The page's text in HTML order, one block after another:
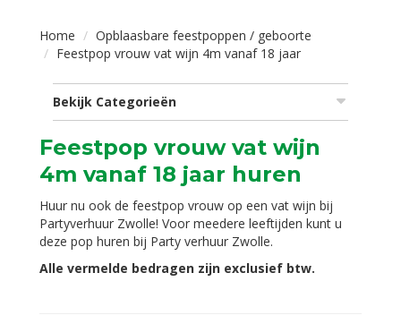
Home
Opblaasbare feestpoppen / geboorte
Feestpop vrouw vat wijn 4m vanaf 18 jaar
Bekijk Categorieën
Feestpop vrouw vat wijn
4m vanaf 18 jaar huren
Huur nu ook de feestpop vrouw op een vat wijn bij
Partyverhuur Zwolle! Voor meedere leeftijden kunt u
deze pop huren bij Party verhuur Zwolle.
Alle vermelde bedragen zijn exclusief btw.